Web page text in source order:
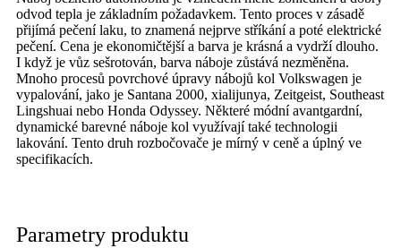
odvod tepla je základním požadavkem. Tento proces v zásadě
přijímá pečení laku, to znamená nejprve stříkání a poté elektrické
pečení. Cena je ekonomičtější a barva je krásná a vydrží dlouho.
I když je vůz sešrotován, barva náboje zůstává nezměněna.
Mnoho procesů povrchové úpravy nábojů kol Volkswagen je
vypalování, jako je Santana 2000, xialijunya, Zeitgeist, Southeast
Lingshuai nebo Honda Odyssey. Některé módní avantgardní,
dynamické barevné náboje kol využívají také technologii
lakování. Tento druh rozbočovače je mírný v ceně a úplný ve
specifikacích.
Parametry produktu